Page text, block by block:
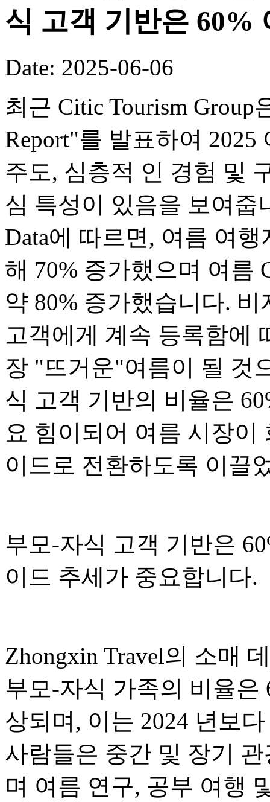
식 고객 기반은 60%
Date: 2025-06-06
최근 Citic Tourism Group
Report"를 발표하여
주도, 심층적 인 경험 및
심 특성이 있음을 보여줍
Data에 따르면, 여름 여
해 70% 증가했으며 여름
약 80% 증가했습니다.
고객에게 계속 등록함에
장 "뜨거운"여름이 될 것
식 고객 기반의 비율은
요 힘이되어 여름 시장
이드로 전환하도록 이끌
부모-자식 고객 기반은
이드 추세가 중요합니다.
Zhongxin Travel의 소매
부모-자식 가족의 비율은
상되며, 이는 2024 년보
사람들은 중간 및 장기
며 여름 연구, 공부 여행